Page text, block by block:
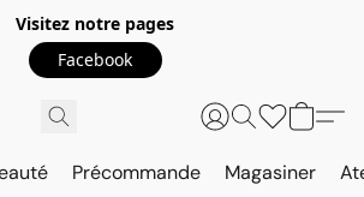
Visitez notre pages
Facebook
Précommande Magasiner